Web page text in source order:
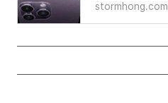
stormhong.com